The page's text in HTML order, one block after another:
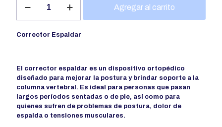
espaldar
Agregar al carrito
Corrector Espaldar
El corrector espaldar es un dispositivo ortopédico
diseñado para mejorar la postura y brindar soporte a la
columna vertebral. Es ideal para personas que pasan
largos períodos sentadas o de pie, así como para
quienes sufren de problemas de postura, dolor de
espalda o tensiones musculares.